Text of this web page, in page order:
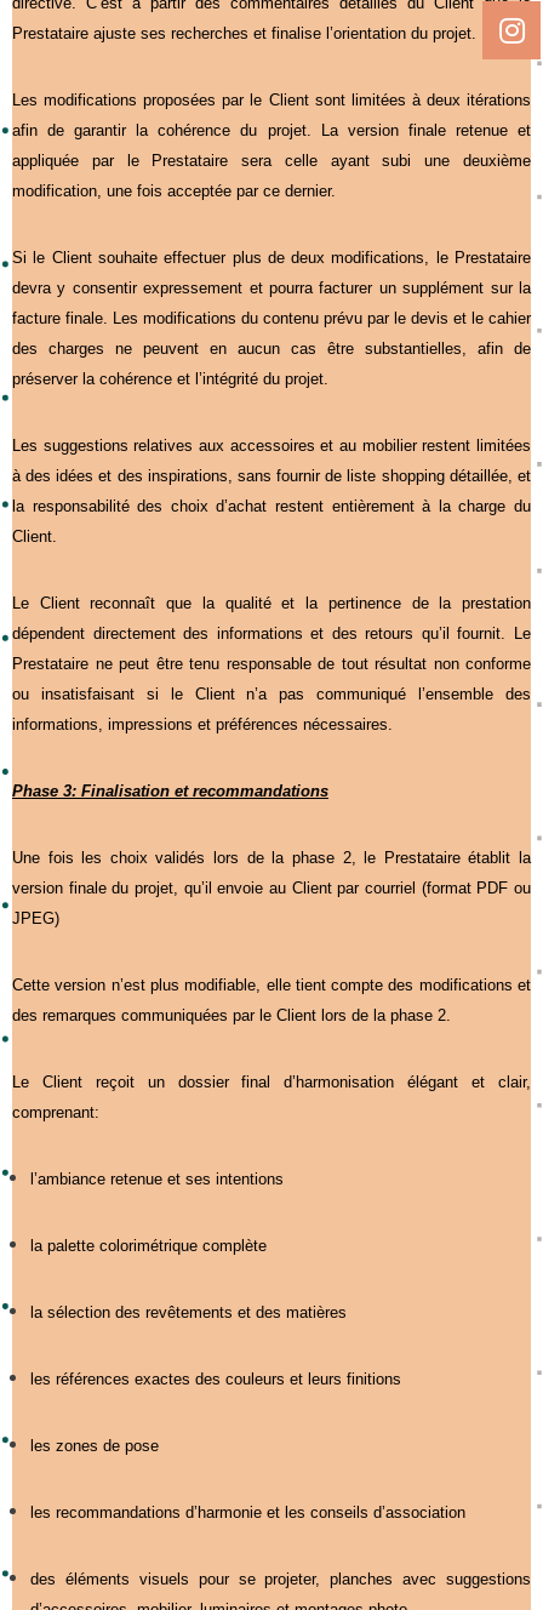
Prestataire ajuste ses recherches et finalise l’orientation du projet.
Les modifications proposées par le Client sont limitées à deux itérations
afin de garantir la cohérence du projet. La version finale retenue et
appliquée par le Prestataire sera celle ayant subi une deuxième
modification, une fois acceptée par ce dernier.
Si le Client souhaite effectuer plus de deux modifications, le Prestataire
devra y consentir expressement et pourra facturer un supplément sur la
facture finale. Les modifications du contenu prévu par le devis et le cahier
des charges ne peuvent en aucun cas être substantielles, afin de
préserver la cohérence et l’intégrité du projet.
Les suggestions relatives aux accessoires et au mobilier restent limitées
à des idées et des inspirations, sans fournir de liste shopping détaillée, et
la responsabilité des choix d’achat restent entièrement à la charge du
Client.
Le Client reconnaît que la qualité et la pertinence de la prestation
dépendent directement des informations et des retours qu’il fournit. Le
Prestataire ne peut être tenu responsable de tout résultat non conforme
ou insatisfaisant si le Client n’a pas communiqué l’ensemble des
informations, impressions et préférences nécessaires.
Phase 3: Finalisation et recommandations
Une fois les choix validés lors de la phase 2, le Prestataire établit la
version finale du projet, qu’il envoie au Client par courriel (format PDF ou
JPEG)
Cette version n’est plus modifiable, elle tient compte des modifications et
des remarques communiquées par le Client lors de la phase 2.
Le Client reçoit un dossier final d’harmonisation élégant et clair,
comprenant:
l’ambiance retenue et ses intentions
la palette colorimétrique complète
la sélection des revêtements et des matières
les références exactes des couleurs et leurs finitions
les zones de pose
les recommandations d’harmonie et les conseils d’association
des éléments visuels pour se projeter, planches avec suggestions